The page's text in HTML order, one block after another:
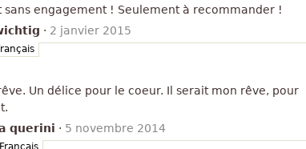
sans engagement ! Seulement à recommander !
· 2 janvier 2015
Un délice pour le coeur. Il serait mon rêve, pour
querini · 5 novembre 2014
Français